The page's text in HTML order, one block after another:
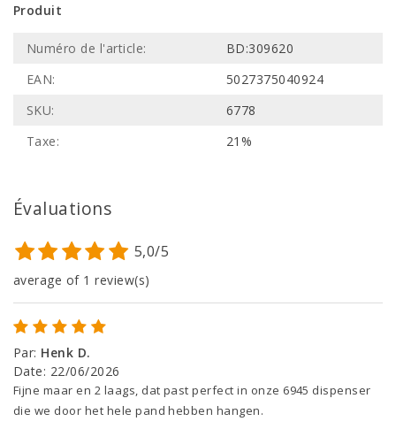
Produit
Numéro de l'article:
BD:309620
EAN:
5027375040924
SKU:
6778
Taxe:
21%
Évaluations
5,0/5
average of 1 review(s)
Par: Henk D.
Date: 22/06/2026
Fijne maar en 2 laags, dat past perfect in onze 6945 dispenser
die we door het hele pand hebben hangen.